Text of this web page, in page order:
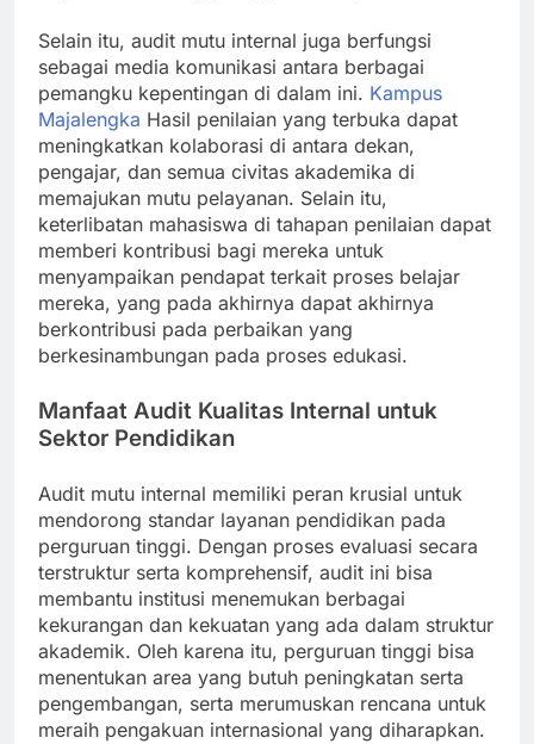
Selain itu, audit mutu internal juga berfungsi
sebagai media komunikasi antara berbagai
pemangku kepentingan di dalam ini. Kampus
Majalengka Hasil penilaian yang terbuka dapat
meningkatkan kolaborasi di antara dekan,
pengajar, dan semua civitas akademika di
memajukan mutu pelayanan. Selain itu,
keterlibatan mahasiswa di tahapan penilaian dapat
memberi kontribusi bagi mereka untuk
menyampaikan pendapat terkait proses belajar
mereka, yang pada akhirnya dapat akhirnya
berkontribusi pada perbaikan yang
berkesinambungan pada proses edukasi.
Manfaat Audit Kualitas Internal untuk
Sektor Pendidikan
Audit mutu internal memiliki peran krusial untuk
mendorong standar layanan pendidikan pada
perguruan tinggi. Dengan proses evaluasi secara
terstruktur serta komprehensif, audit ini bisa
membantu institusi menemukan berbagai
kekurangan dan kekuatan yang ada dalam struktur
akademik. Oleh karena itu, perguruan tinggi bisa
menentukan area yang butuh peningkatan serta
pengembangan, serta merumuskan rencana untuk
meraih pengakuan internasional yang diharapkan.